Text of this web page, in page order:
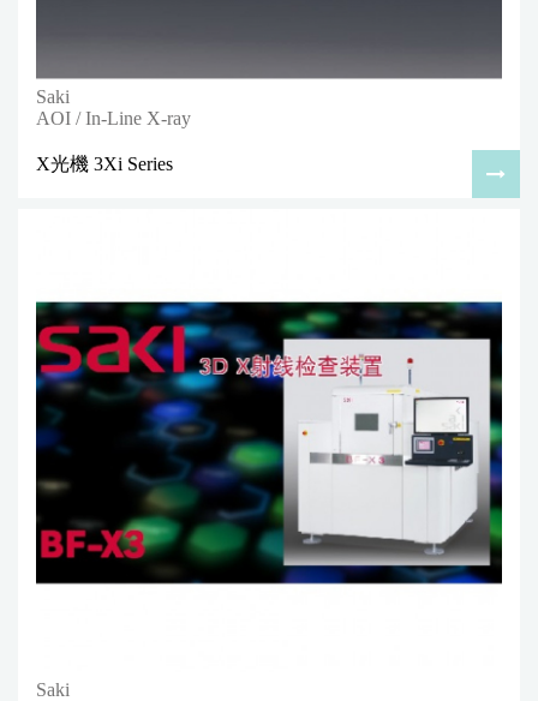
Saki
AOI / In-Line X-ray
X光機 3Xi Series
Saki